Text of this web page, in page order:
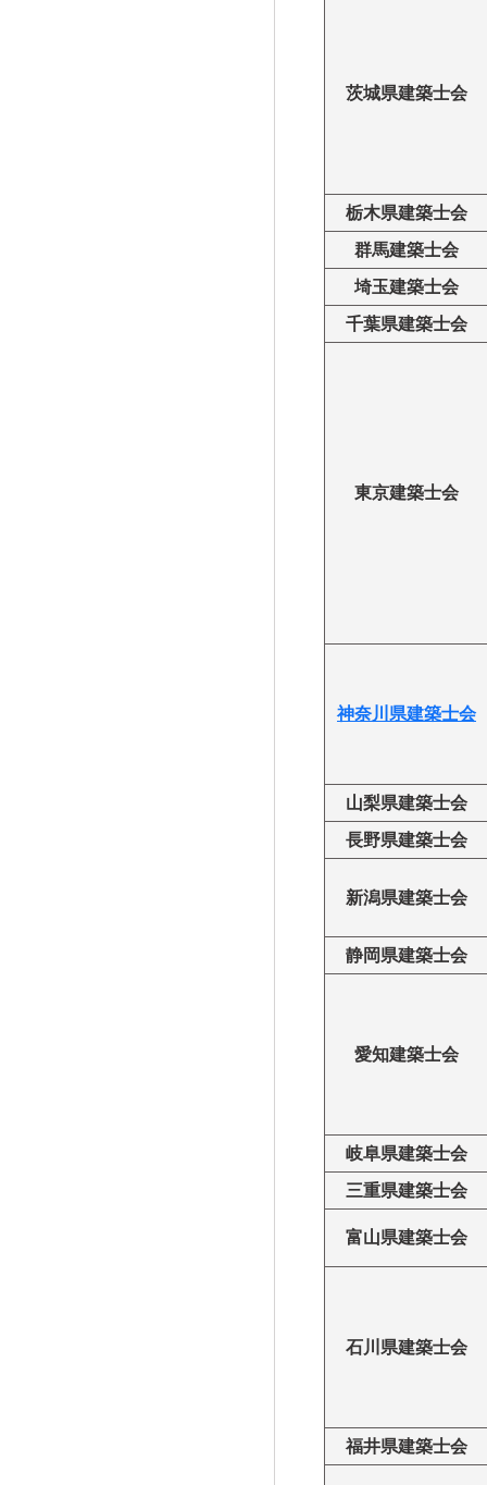
茨城県建築士会
栃木県建築士会
群馬建築士会
埼玉建築士会
千葉県建築士会
東京建築士会
神奈川県建築士会
山梨県建築士会
長野県建築士会
新潟県建築士会
静岡県建築士会
愛知建築士会
岐阜県建築士会
三重県建築士会
富山県建築士会
石川県建築士会
福井県建築士会